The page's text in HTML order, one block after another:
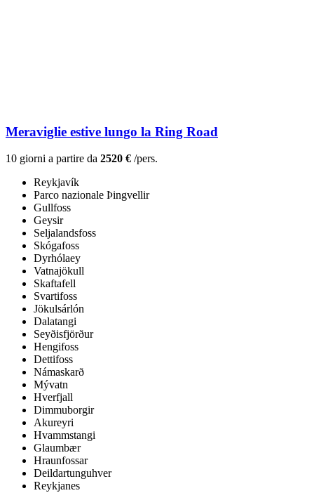
Meraviglie estive lungo la Ring Road
10 giorni a partire da 2520 € /pers.
Reykjavík
Parco nazionale Þingvellir
Gullfoss
Geysir
Seljalandsfoss
Skógafoss
Dyrhólaey
Vatnajökull
Skaftafell
Svartifoss
Jökulsárlón
Dalatangi
Seyðisfjörður
Hengifoss
Dettifoss
Námaskarð
Mývatn
Hverfjall
Dimmuborgir
Akureyri
Hvammstangi
Glaumbær
Hraunfossar
Deildartunguhver
Reykjanes